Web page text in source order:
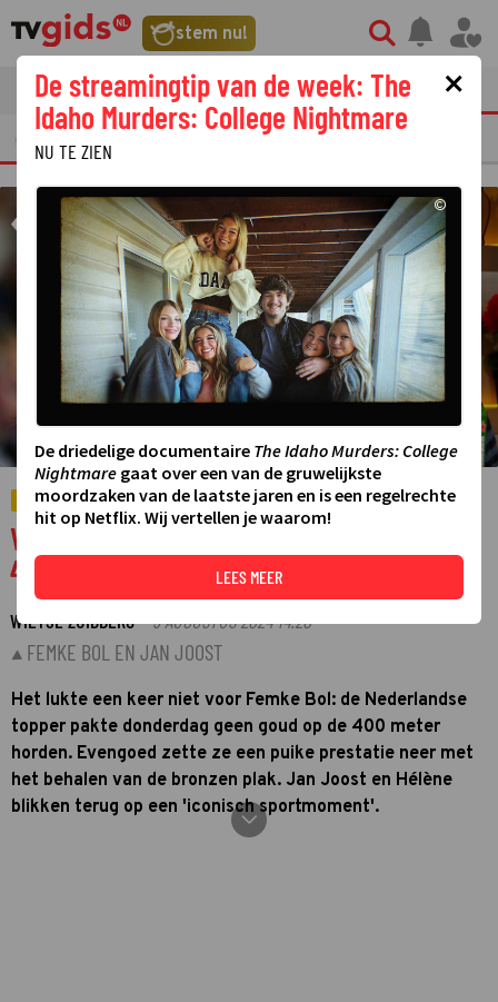
stem nu!
tvgids streaming nieuws
TV FRAGMENTEN AMUSEMENT
©
VIDEO
Video: Jan Joost en Hélène staan stil bij
400 meter horden Femke Bol
WIETSE ZUIDBERG·9 AUGUSTUS 2024 14:20
FEMKE BOL EN JAN JOOST
Het lukte een keer niet voor Femke Bol: de Nederlandse
topper pakte donderdag geen goud op de 400 meter
horden. Evengoed zette ze een puike prestatie neer met
het behalen van de bronzen plak. Jan Joost en Hélène
blikken terug op een 'iconisch sportmoment'.
×
De streamingtip van de week: The
Idaho Murders: College Nightmare
NU TE ZIEN
©
De driedelige documentaire The Idaho Murders: College
Nightmare gaat over een van de gruwelijkste
moordzaken van de laatste jaren en is een regelrechte
hit op Netflix. Wij vertellen je waarom!
LEES MEER